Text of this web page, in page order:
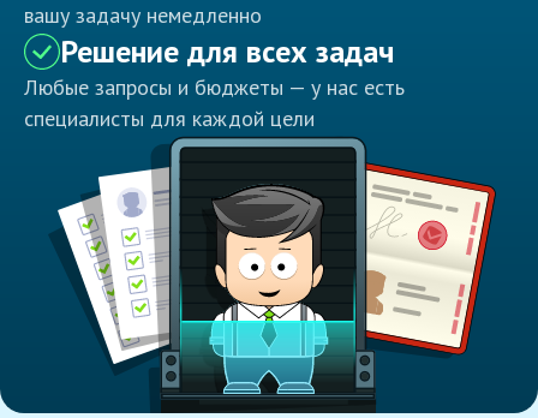
вашу задачу немедленно
Решение для всех задач
Любые запросы и бюджеты — у нас есть
специалисты для каждой цели